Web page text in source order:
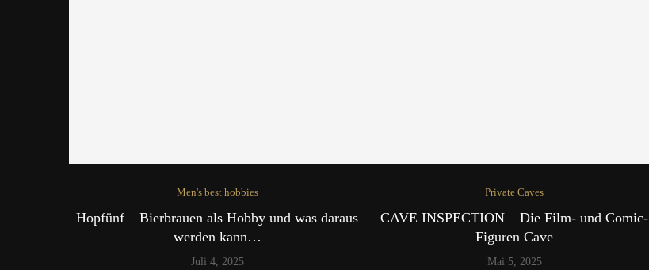
Men's best hobbies
Hopfünf – Bierbrauen als Hobby und was daraus
werden kann…
Juli 4, 2025
Private Caves
CAVE INSPECTION – Die Film- und Comic-
Figuren Cave
Mai 5, 2025